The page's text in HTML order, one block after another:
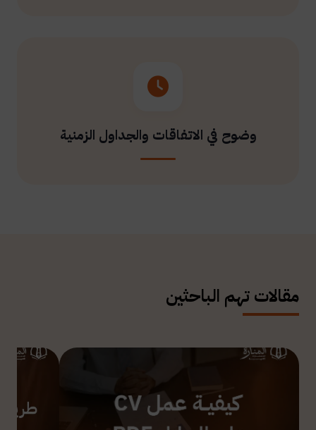
وضوح في الاتفاقات والجداول الزمنية
مقالات تهم الباحثين